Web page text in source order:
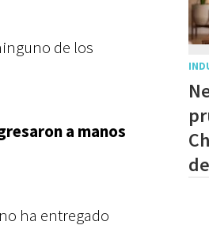
de los
a manos
ha entregado